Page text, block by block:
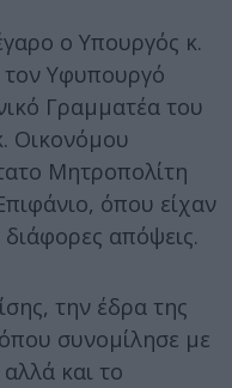
ο Υπουργός κ.
Υφυπουργό
Γραμματέα του
Οικονόμου
Μητροπολίτη
όπου είχαν
απόψεις.
την έδρα της
συνομίλησε με
και το